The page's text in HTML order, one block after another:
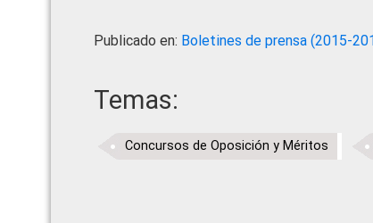
Publicado en: Boletines de prensa (2015-
Temas:
Concursos de Oposición y Méritos